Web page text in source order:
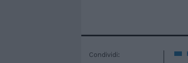
Condividi: